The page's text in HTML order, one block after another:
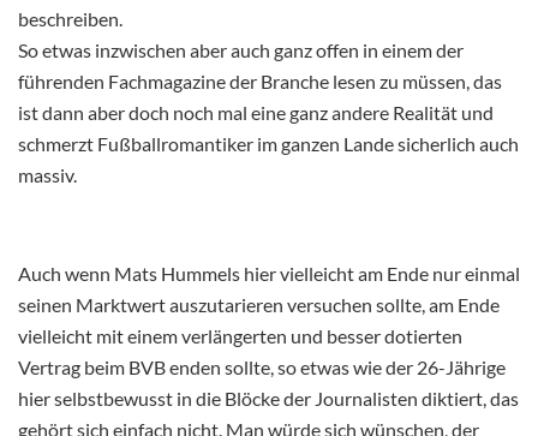
beschreiben.
So etwas inzwischen aber auch ganz offen in einem der
führenden Fachmagazine der Branche lesen zu müssen, das
ist dann aber doch noch mal eine ganz andere Realität und
schmerzt Fußballromantiker im ganzen Lande sicherlich auch
massiv.
Auch wenn Mats Hummels hier vielleicht am Ende nur einmal
seinen Marktwert auszutarieren versuchen sollte, am Ende
vielleicht mit einem verlängerten und besser dotierten
Vertrag beim BVB enden sollte, so etwas wie der 26-Jährige
hier selbstbewusst in die Blöcke der Journalisten diktiert, das
gehört sich einfach nicht. Man würde sich wünschen, der